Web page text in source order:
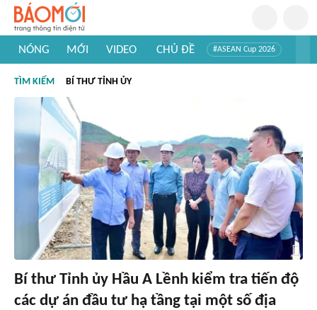
NÓNG MỚI VIDEO CHỦ ĐỀ #ASEAN Cup 2026
#Khám phá thế giới
TÌM KIẾM BÍ THƯ TỈNH ỦY
Bí thư Tỉnh ủy Hầu A Lềnh kiểm tra tiến độ
các dự án đầu tư hạ tầng tại một số địa